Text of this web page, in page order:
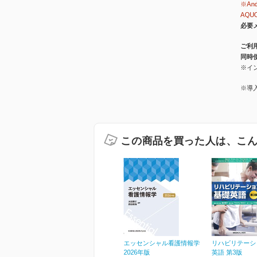
必要
ご利
同時
※イ
※導
この商品を買った人は、こ
エッセンシャル看護情報学
2026年版
リハビリテー
英語 第3版